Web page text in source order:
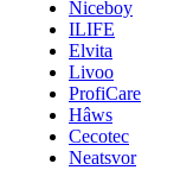
Niceboy
ILIFE
Elvita
Livoo
ProfiCare
Hâws
Cecotec
Neatsvor